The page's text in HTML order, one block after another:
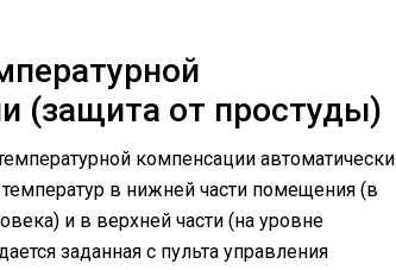
(защита от простуды)
компенсации автоматически
в нижней части помещения (в
и в верхней части (на уровне
заданная с пульта управления